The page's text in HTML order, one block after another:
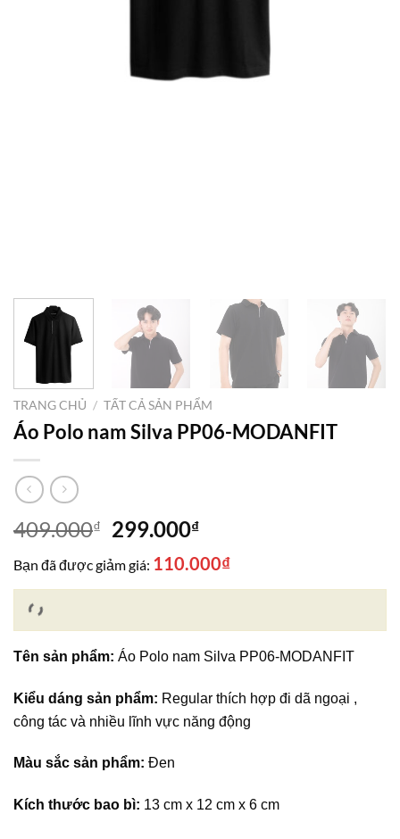
TRANG CHỦ / TẤT CẢ SẢN PHẨM
Áo Polo nam Silva PP06-MODANFIT
409.000₫
Giá
là:
409.000₫.
299.000₫Giá
tại
là:
Bạn đã được giảm giá: 110.000₫
Tên sản phẩm: Áo Polo nam Silva PP06-MODANFIT
Kiểu dáng sản phẩm: Regular thích hợp đi dã ngoại ,
công tác và nhiều lĩnh vực năng động
Màu sắc sản phẩm: Đen
Kích thước bao bì: 13 cm x 12 cm x 6 cm